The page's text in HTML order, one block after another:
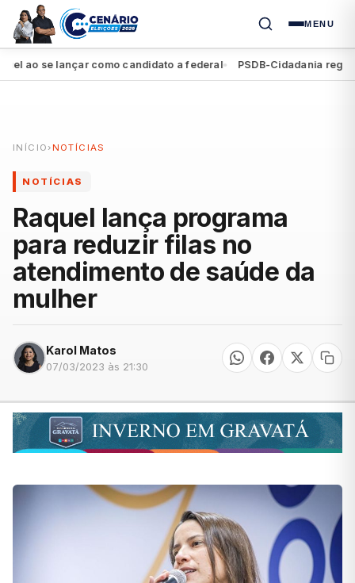
MENU
se lançar como candidato a federal● PSDB-Cidadania registra
INÍCIO ›NOTÍCIAS
NOTÍCIAS
Raquel lança programa
para reduzir filas no
atendimento de saúde da
mulher
Karol Matos
07/03/2023 às 21:30